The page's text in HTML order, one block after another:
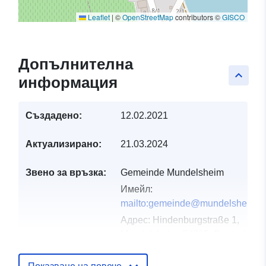
Leaflet | ©OpenStreetMapcontributors ©GISCO
keyboard_arrow_up
Допълнителна
информация
Създадено: 12.02.2021
Актуализирано: 21.03.2024
Звено за връзка:
Gemeinde Mundelsheim
Имейл:
Адрес: Hindenburgstraße 1,